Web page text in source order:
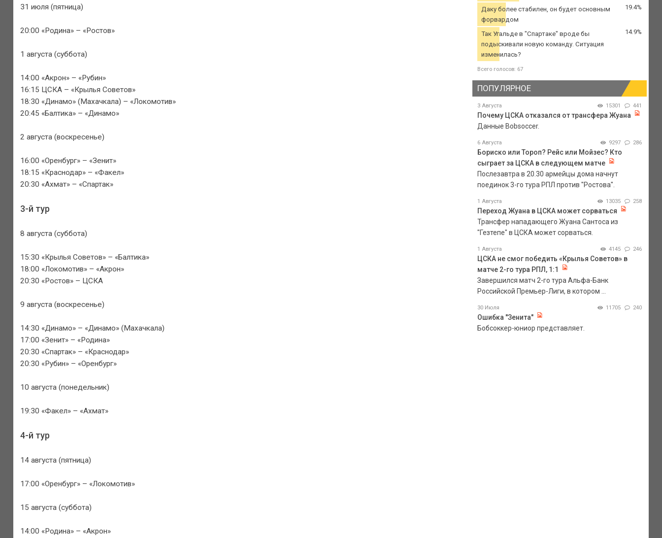
31 июля (пятница)
20:00 «Родина» – «Ростов»
1 августа (суббота)
14:00 «Акрон» – «Рубин»
16:15 ЦСКА – «Крылья Советов»
18:30 «Динамо» (Махачкала) – «Локомотив»
20:45 «Балтика» – «Динамо»
2 августа (воскресенье)
16:00 «Оренбург» – «Зенит»
18:15 «Краснодар» – «Факел»
20:30 «Ахмат» – «Спартак»
3-й тур
8 августа (суббота)
15:30 «Крылья Советов» – «Балтика»
18:00 «Локомотив» – «Акрон»
20:30 «Ростов» – ЦСКА
9 августа (воскресенье)
14:30 «Динамо» – «Динамо» (Махачкала)
17:00 «Зенит» – «Родина»
20:30 «Спартак» – «Краснодар»
20:30 «Рубин» – «Оренбург»
10 августа (понедельник)
19:30 «Факел» – «Ахмат»
4-й тур
14 августа (пятница)
17:00 «Оренбург» – «Локомотив»
15 августа (суббота)
14:00 «Родина» – «Акрон»
Даку более стабилен, он будет основным
форвардом
19.4%
Так Угальде в "Спартаке" вроде бы
подыскивали новую команду. Ситуация
изменилась?
14.9%
Всего голосов: 67
ПОПУЛЯРНОЕ
3 Августа 15301 441
Почему ЦСКА отказался от трансфера Жуана
Данные Bobsoccer.
6 Августа 9297 286
Бориско или Тороп? Рейс или Мойзес? Кто
сыграет за ЦСКА в следующем матче
Послезавтра в 20.30 армейцы дома начнут
поединок 3-го тура РПЛ против "Ростова".
1 Августа 13035 258
Переход Жуана в ЦСКА может сорваться
Трансфер нападающего Жуана Сантоса из
"Гезтепе" в ЦСКА может сорваться.
1 Августа 4145 246
ЦСКА не смог победить «Крылья Советов» в
матче 2-го тура РПЛ, 1:1
Завершился матч 2-го тура Альфа-Банк
Российской Премьер-Лиги, в котором ...
30 Июля 11705 240
Ошибка "Зенита"
Бобсоккер-юниор представляет.